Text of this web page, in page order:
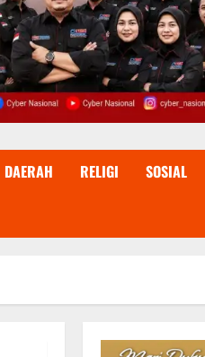
DAERAH RELIGI SOSIAL